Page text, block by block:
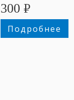
300 ₽
Подробнее